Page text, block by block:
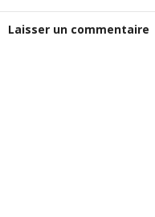
Laisser un commentaire